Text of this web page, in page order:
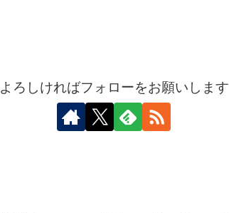
よろしければフォローをお願いします